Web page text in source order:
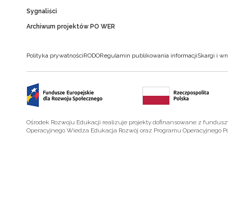
Sygnaliści
Archiwum projektów PO WER
Polityka prywatnościRODORegulamin publikowania informacjiSkargi i
Ośrodek Rozwoju Edukacji realizuje projekty dofinansowane z
Operacyjnego Wiedza Edukacja Rozwój oraz Programu Operacyjnego